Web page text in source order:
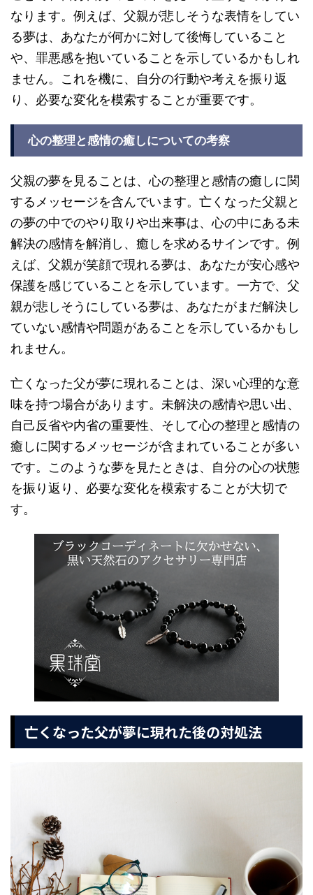
なります。例えば、父親が悲しそうな表情をしてい
る夢は、あなたが何かに対して後悔していること
や、罪悪感を抱いていることを示しているかもしれ
ません。これを機に、自分の行動や考えを振り返
り、必要な変化を模索することが重要です。
心の整理と感情の癒しについての考察
父親の夢を見ることは、心の整理と感情の癒しに関
するメッセージを含んでいます。亡くなった父親と
の夢の中でのやり取りや出来事は、心の中にある未
解決の感情を解消し、癒しを求めるサインです。例
えば、父親が笑顔で現れる夢は、あなたが安心感や
保護を感じていることを示しています。一方で、父
親が悲しそうにしている夢は、あなたがまだ解決し
ていない感情や問題があることを示しているかもし
れません。
亡くなった父が夢に現れることは、深い心理的な意
味を持つ場合があります。未解決の感情や思い出、
自己反省や内省の重要性、そして心の整理と感情の
癒しに関するメッセージが含まれていることが多い
です。このような夢を見たときは、自分の心の状態
を振り返り、必要な変化を模索することが大切で
す。
亡くなった父が夢に現れた後の対処法